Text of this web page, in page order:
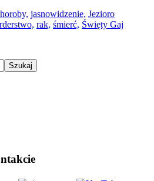
jasnowidzenie, Jezioro
rak, śmierć, Święty Gaj